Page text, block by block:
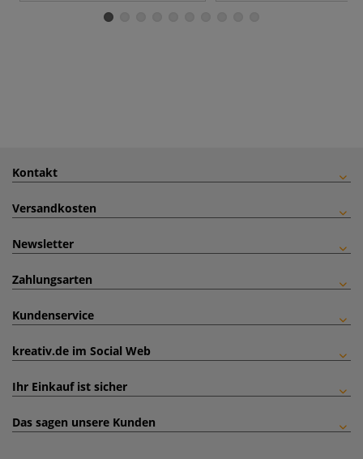
Kontakt
Versandkosten
Newsletter
Zahlungsarten
Kundenservice
kreativ.de im Social Web
Ihr Einkauf ist sicher
Das sagen unsere Kunden